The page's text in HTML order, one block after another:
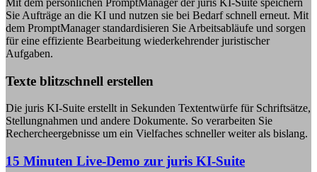
Mit dem persönlichen PromptManager der juris KI-Suite speichern
Sie Aufträge an die KI und nutzen sie bei Bedarf schnell erneut. Mit
dem PromptManager standardisieren Sie Arbeitsabläufe und sorgen
für eine effiziente Bearbeitung wiederkehrender juristischer
Aufgaben.
Texte blitzschnell erstellen
Die juris KI-Suite erstellt in Sekunden Textentwürfe für Schriftsätze,
Stellungnahmen und andere Dokumente. So verarbeiten Sie
Rechercheergebnisse um ein Vielfaches schneller weiter als bislang.
15 Minuten Live-Demo zur juris KI-Suite